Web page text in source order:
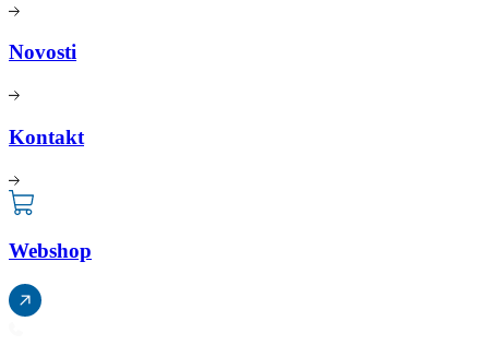
Novosti
Kontakt
Webshop